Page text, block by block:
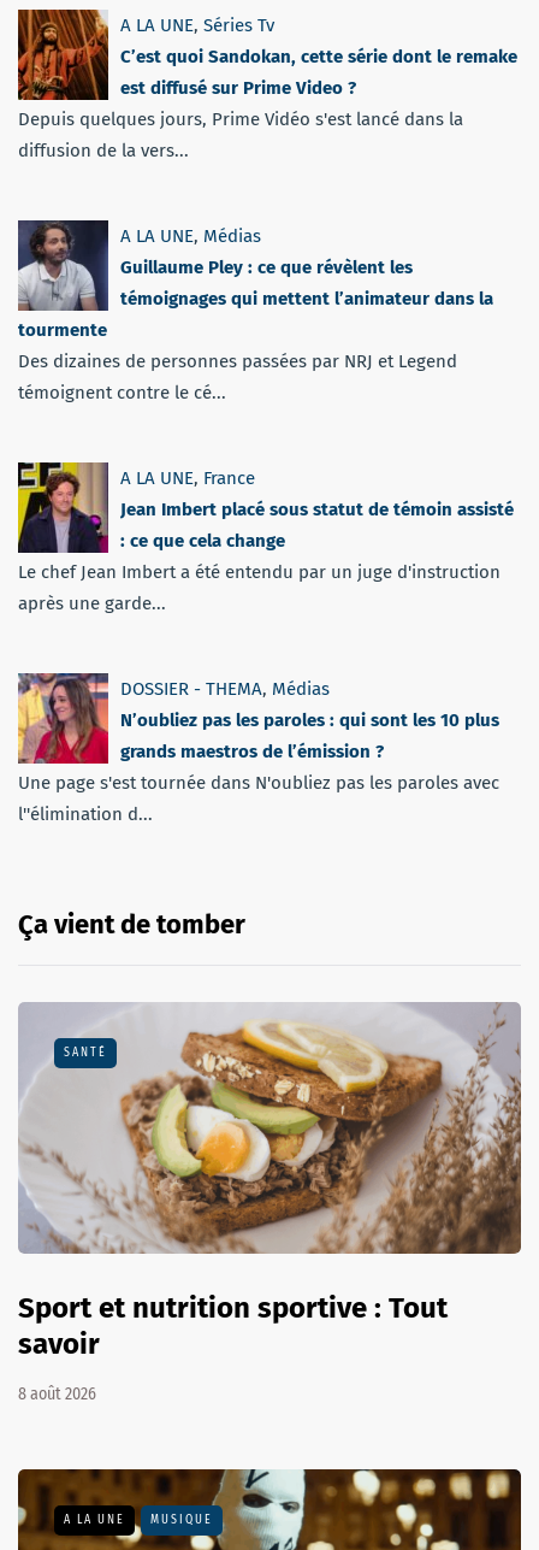
A LA UNE, Séries Tv
C’est quoi Sandokan, cette série dont le remake
est diffusé sur Prime Video ?
Depuis quelques jours, Prime Vidéo s'est lancé dans la
diffusion de la vers...
A LA UNE, Médias
Guillaume Pley : ce que révèlent les
témoignages qui mettent l’animateur dans la
tourmente
Des dizaines de personnes passées par NRJ et Legend
témoignent contre le cé...
A LA UNE, France
Jean Imbert placé sous statut de témoin assisté
: ce que cela change
Le chef Jean Imbert a été entendu par un juge d'instruction
après une garde...
DOSSIER - THEMA, Médias
N’oubliez pas les paroles : qui sont les 10 plus
grands maestros de l’émission ?
Une page s'est tournée dans N'oubliez pas les paroles avec
l''élimination d...
Ça vient de tomber
SANTÉ
Sport et nutrition sportive : Tout
savoir
8 août 2026
A LA UNE MUSIQUE